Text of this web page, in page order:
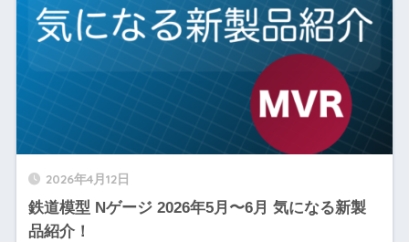
2026年4月12日
鉄道模型 Nゲージ 2026年5月〜6月 気になる新製
品紹介！